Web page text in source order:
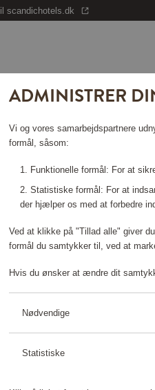
scandichotels.dk
L
og funktioner. Hæld olien
så den er klar,
at ramme rigtigt og undgå
smag og aroma og gør,
ADMINISTRER
Vi og vores samarbejdspartnere
formål, såsom:
Funktionelle formål: For at
Statistiske formål: For at
der hjælper os med at forbedre
Ved at klikke på "Tillad alle" giver
formål du samtykker til, ved at
Hvis du ønsker at ændre dit
Nødvendige
Statistiske